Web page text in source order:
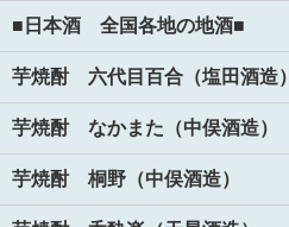
■日本酒 全国各地の地酒■
芋焼酎 六代目百合（塩田酒造）
芋焼酎 なかまた（中俣酒造）
芋焼酎 桐野（中俣酒造）